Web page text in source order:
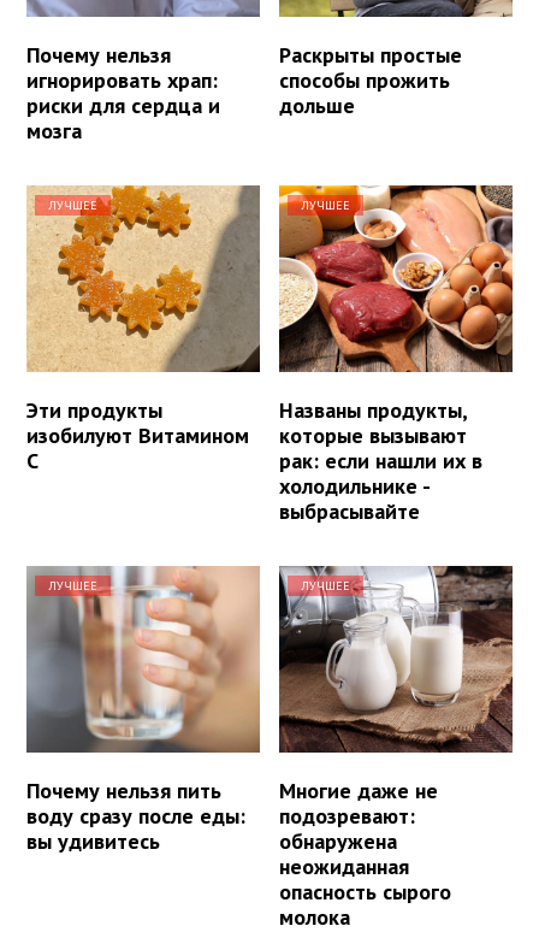
Почему нельзя
игнорировать храп:
риски для сердца и
мозга
Раскрыты простые
способы прожить
дольше
ЛУЧШЕЕ
Эти продукты
изобилуют Витамином
С
ЛУЧШЕЕ
Названы продукты,
которые вызывают
рак: если нашли их в
холодильнике -
выбрасывайте
ЛУЧШЕЕ
Почему нельзя пить
воду сразу после еды:
вы удивитесь
ЛУЧШЕЕ
Многие даже не
подозревают:
обнаружена
неожиданная
опасность сырого
молока